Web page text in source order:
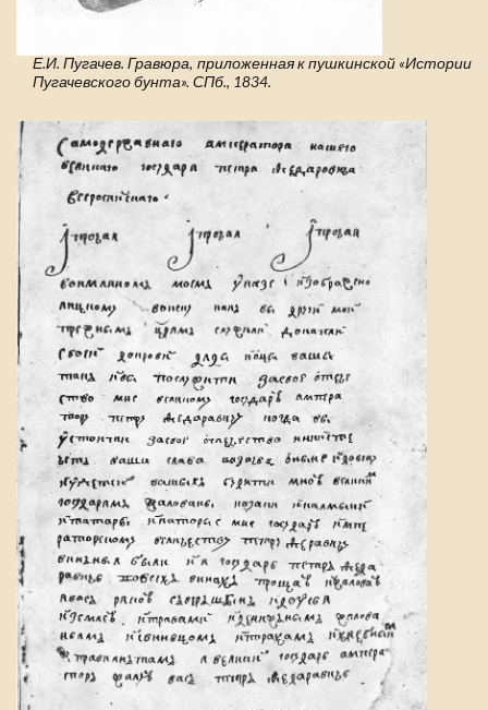
Е.И. Пугачев. Гравюра, приложенная к пушкинской «Истории
Пугачевского бунта». СПб., 1834.